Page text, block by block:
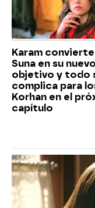
Karam
Suna en su nuevo
objetivo y todo
complica para
Korhan en el
capítulo